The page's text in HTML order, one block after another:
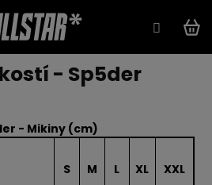
- Sp5der
- Mikiny (cm)
S M L XL XXL